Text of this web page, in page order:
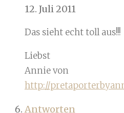
12. Juli 2011
Das sieht echt toll aus!!!
Liebst
Annie von
http://
Antworten